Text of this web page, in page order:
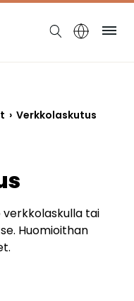
› Verkkolaskutus
tai
Huomioithan